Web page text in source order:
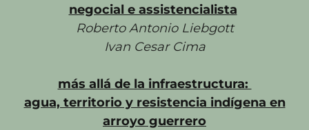
negocial e assistencialista
Roberto Antonio Liebgott
Ivan Cesar Cima
más allá de la infraestructura:
agua, territorio y resistencia indígena en
arroyo guerrero